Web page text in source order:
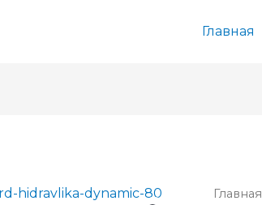
Главная
Главная